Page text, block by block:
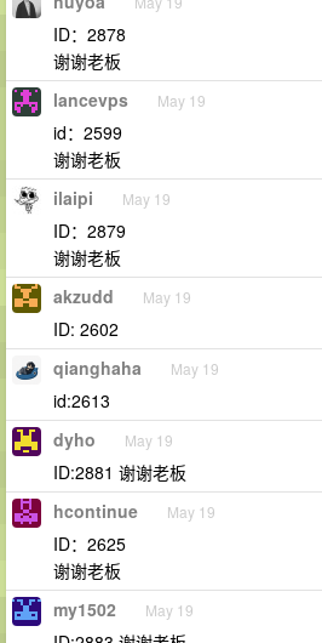
ID：2878
谢谢老板
lancevps May 19
id：2599
谢谢老板
ilaipi May 19
ID：2879
谢谢老板
akzudd May 19
ID: 2602
qianghaha May 19
id:2613
dyho May 19
ID:2881 谢谢老板
hcontinue May 19
ID：2625
谢谢老板
my1502 May 19